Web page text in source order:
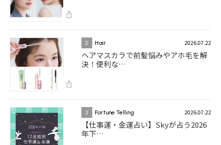
2 Hair 2026.07.22
ヘアマスカラで前髪悩みやアホ毛を解
決！便利な…
3 Fortune Telling 2026.07.22
【仕事運・金運占い】Skyが占う2026
年下…